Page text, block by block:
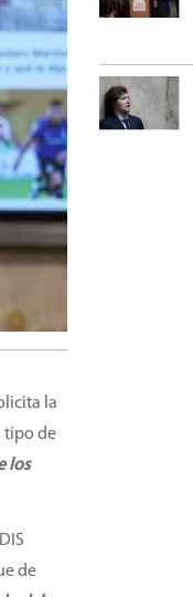
la
tipo de
los
de